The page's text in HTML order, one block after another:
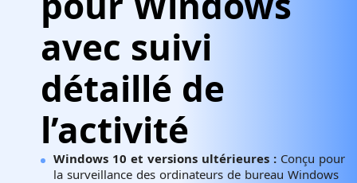
avec suivi
détaillé de
l’activité
Windows 10 et versions ultérieures : Conçu pour
la surveillance des ordinateurs de bureau Windows